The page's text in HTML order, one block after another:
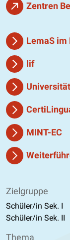
Zentren
LemaS im
lif
MINT-EC
Zielgruppe
Schüler/in Sek. I
Schüler/in Sek. II
Thema